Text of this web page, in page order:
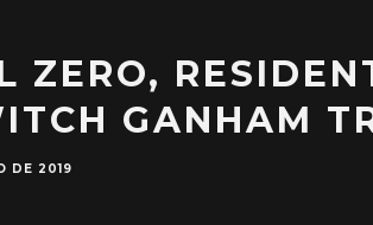
ZERO,
GANHAM
DE 2019